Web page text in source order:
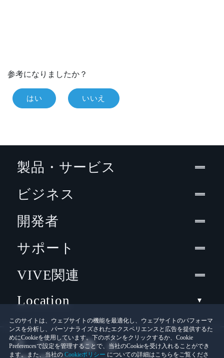
参考になりましたか？
はい いいえ
このサイトは、ウェブサイトの機能を最適化し、ウェブサイトのパフォーマ
ンスを分析し、パーソナライズされたエクスペリエンスと広告を提供するた
めにCookieを使用しています。下のボタンをクリックするか、Cookie
Preferencesで設定を管理することで、当社のCookieを受け入れることができ
ます。また、当社の Cookieポリシー についての詳細はこちらをご覧くださ
製品・サービス
ビジネス
開発者
サポート
VIVE関連
Location